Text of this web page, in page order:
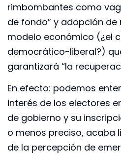
rimbombantes como
de fondo” y adopción de
modelo económico (¿el
democrático-liberal?)
garantizará “la
En efecto: podemos
interés de los electores
de gobierno y su
o menos preciso, acaba
de la percepción de